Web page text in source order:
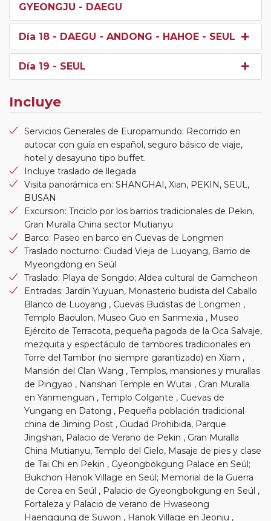
GYEONGJU - DAEGU
Día 18 - DAEGU - ANDONG - HAHOE - SEUL
Día 19 - SEUL
Incluye
Servicios Generales de Europamundo: Recorrido en
autocar con guía en español, seguro básico de viaje,
hotel y desayuno tipo buffet.
Incluye traslado de llegada
Visita panorámica en: SHANGHAI, Xian, PEKIN, SEUL,
BUSAN
Excursion: Triciclo por los barrios tradicionales de Pekin,
Gran Muralla China sector Mutianyu
Barco: Paseo en barco en Cuevas de Longmen
Traslado nocturno: Ciudad Vieja de Luoyang, Barrio de
Myeongdong en Seúl
Traslado: Playa de Songdo; Aldea cultural de Gamcheon
Entradas: Jardín Yuyuan, Monasterio budista del Caballo
Blanco de Luoyang , Cuevas Budistas de Longmen ,
Templo Baoulon, Museo Guo en Sanmexia , Museo
Ejército de Terracota, pequeña pagoda de la Oca Salvaje,
mezquita y espectáculo de tambores tradicionales en
Torre del Tambor (no siempre garantizado) en Xiam ,
Mansión del Clan Wang , Templos, mansiones y murallas
de Pingyao , Nanshan Temple en Wutai , Gran Muralla
en Yanmenguan , Templo Colgante , Cuevas de
Yungang en Datong , Pequeña población tradicional
china de Jiming Post , Ciudad Prohibida, Parque
Jingshan, Palacio de Verano de Pekin , Gran Muralla
China Mutianyu, Templo del Cielo, Masaje de pies y clase
de Tai Chi en Pekin , Gyeongbokgung Palace en Seúl;
Bukchon Hanok Village en Seúl; Memorial de la Guerra
de Corea en Seúl , Palacio de Gyeongbokgung en Seúl ,
Fortaleza y Palacio de verano de Hwaseong
Haenggung de Suwon , Hanok Village en Jeonju ,